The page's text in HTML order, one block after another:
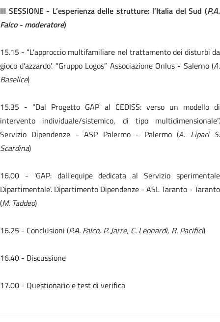
III SESSIONE - L’esperienza delle strutture: l’Italia del Sud (P.A.
Falco - moderatore)
15.15 - “L'approccio multifamiliare nel trattamento dei disturbi da
gioco d'azzardo'. “Gruppo Logos” Associazione Onlus - Salerno (A.
Baselice)
15.35 - “Dal Progetto GAP al CEDISS: verso un modello di
intervento individuale/sistemico, di tipo multidimensionale”.
Servizio Dipendenze - ASP Palermo - Palermo (A. Lipari S.
Scardina)
16.00 - 'GAP: dall'equipe dedicata al Servizio sperimentale
Dipartimentale'. Dipartimento Dipendenze - ASL Taranto - Taranto
(M. Taddeo)
16.25 - Conclusioni (P.A. Falco, P. Jarre, C. Leonardi, R. Pacifici)
16.40 - Discussione
17.00 - Questionario e test di verifica